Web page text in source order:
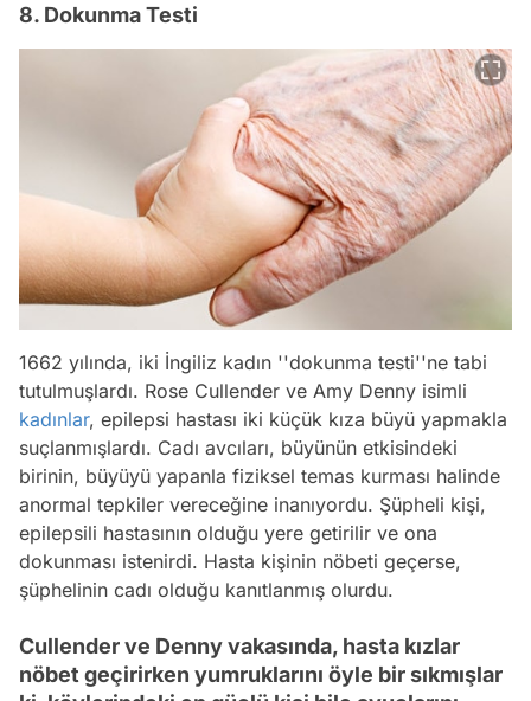
8. Dokunma Testi
1662 yılında, iki İngiliz kadın ''dokunma testi''ne tabi
tutulmuşlardı. Rose Cullender ve Amy Denny isimli
kadınlar, epilepsi hastası iki küçük kıza büyü yapmakla
suçlanmışlardı. Cadı avcıları, büyünün etkisindeki
birinin, büyüyü yapanla fiziksel temas kurması halinde
anormal tepkiler vereceğine inanıyordu. Şüpheli kişi,
epilepsili hastasının olduğu yere getirilir ve ona
dokunması istenirdi. Hasta kişinin nöbeti geçerse,
şüphelinin cadı olduğu kanıtlanmış olurdu.
Cullender ve Denny vakasında, hasta kızlar
nöbet geçirirken yumruklarını öyle bir sıkmışlar